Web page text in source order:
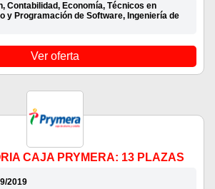
Contabilidad, Economía, Técnicos en
y Programación de Software, Ingeniería de
Ver oferta
CAJA PRYMERA: 13 PLAZAS
2019